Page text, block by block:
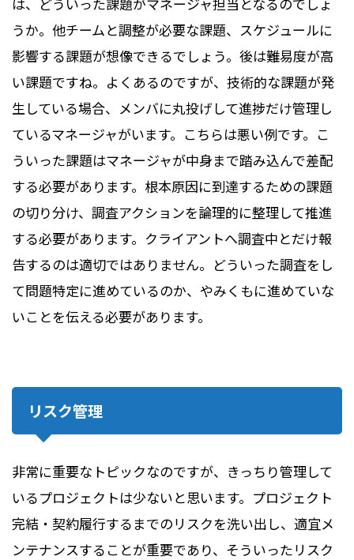
うか。他チームと調整が必要な課題、スケジュールに
影響する課題が想像できるでしょう。後は難易度が高
い課題ですね。よくあるのですが、技術的な課題が発
生している場合、メンバに丸投げして進捗だけ管理し
ているマネージャがいます。こちらは悪い例です。こ
ういった課題はマネージャが中身まで踏み込んで差配
する必要があります。根本原因に到達するための課題
の切り分け、調査アクションを論理的に整理して推進
する必要があります。クライアントへ調査中とだけ報
告するのは適切ではありません。どういった調査をし
て問題特定に進めているのか、やみくもに進めていな
いことを伝える必要があります。
リスク管理
非常に重要なトピックなのですが、きっちり管理して
いるプロジェクトは少ないと思います。プロジェクト
完結・契約履行するまでのリスクを洗い出し、適宜メ
ンテナンスすることが重要であり、そういったリスク